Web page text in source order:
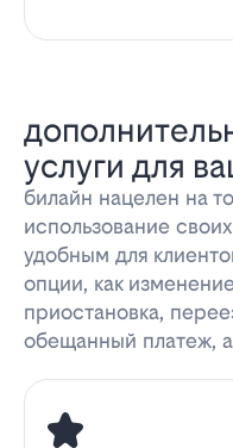
услуги для
билайн нацелен на
использование
удобным для
опции, как
приостановка,
обещанный платеж,